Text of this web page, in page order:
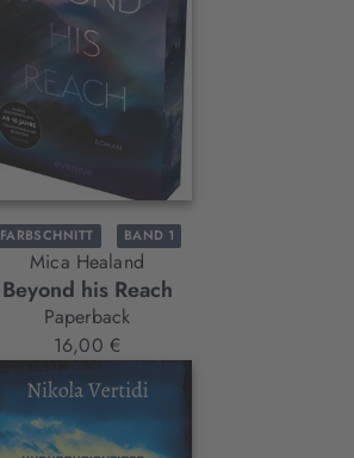
FARBSCHNITT BAND 1
Mica Healand
Beyond his Reach
Paperback
16,00 €